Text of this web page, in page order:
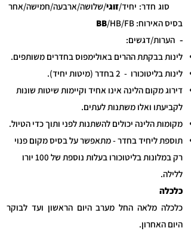
סוג חדר: יחיד/זוגי/שלושה/ארבעה/חמישה/אחר
בסיס האירוח:
BB/HB/FB
- הערות/דגשים:
לינות בבקתת ההרים באולימפוס בחדרים משותפים.
לינות בליטוכורו - 2 בחדר (מיטות יחיד).
דירוג מקום הלינה אינו אחיד וקיימות שיטות שונות
לקביעתו ואלו משתנות לעתים.
מקומות הלינה יכולים להשתנות לפני ותוך כדי הטיול.
תוספת ליחיד בחדר - מתאפשר על בסיס מקום פנוי
רק במלונות בליטוכורו בעלות נוספת של 100 יורו
ללילה.
כלכלה
כלכלה מלאה החל מערב היום הראשון ועד לבוקר
היום האחרון.